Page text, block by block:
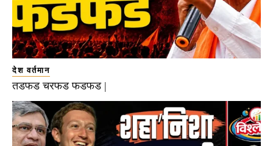
देश वर्तमान
तडफड चरफड फडफड |